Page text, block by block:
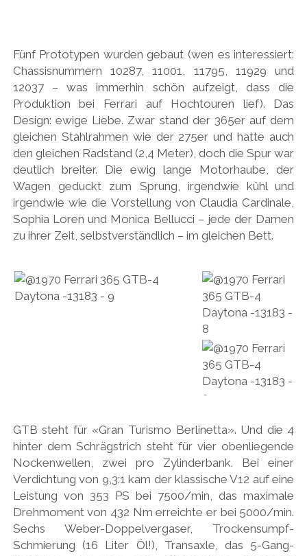
Fünf Prototypen wurden gebaut (wen es interessiert:
Chassisnummern 10287, 11001, 11795, 11929 und
12037 – was immerhin schön aufzeigt, dass die
Produktion bei Ferrari auf Hochtouren lief). Das
Design: ewige Liebe. Zwar stand der 365er auf dem
gleichen Stahlrahmen wie der 275er und hatte auch
den gleichen Radstand (2,4 Meter), doch die Spur war
deutlich breiter. Die ewig lange Motorhaube, der
Wagen geduckt zum Sprung, irgendwie kühl und
irgendwie wie die Vorstellung von Claudia Cardinale,
Sophia Loren und Monica Bellucci – jede der Damen
zu ihrer Zeit, selbstverständlich – im gleichen Bett.
GTB steht für «Gran Turismo Berlinetta». Und die 4
hinter dem Schrägstrich steht für vier obenliegende
Nockenwellen, zwei pro Zylinderbank. Bei einer
Verdichtung von 9,3:1 kam der klassische V12 auf eine
Leistung von 353 PS bei 7500/min, das maximale
Drehmoment von 432 Nm erreichte er bei 5000/min.
Sechs Weber-Doppelvergaser, Trockensumpf-
Schmierung (16 Liter Öl!), Transaxle, das 5-Gang-